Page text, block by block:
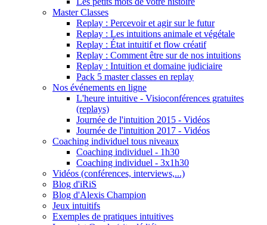
Master Classes
Replay : Percevoir et agir sur le futur
Replay : Les intuitions animale et végétale
Replay : État intuitif et flow créatif
Replay : Comment être sur de nos intuitions
Replay : Intuition et domaine judiciaire
Pack 5 master classes en replay
Nos événements en ligne
L'heure intuitive - Visioconférences gratuites
(replays)
Journée de l'intuition 2015 - Vidéos
Journée de l'intuition 2017 - Vidéos
Coaching individuel tous niveaux
Coaching individuel - 1h30
Coaching individuel - 3x1h30
Vidéos (conférences, interviews,...)
Blog d'iRiS
Blog d'Alexis Champion
Jeux intuitifs
Exemples de pratiques intuitives